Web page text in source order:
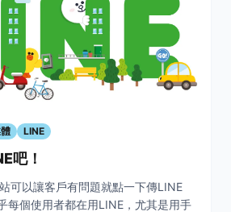
LINE
吧！
可以讓客戶有問題就點一下傳LINE
每個使用者都在用LINE，尤其是用手